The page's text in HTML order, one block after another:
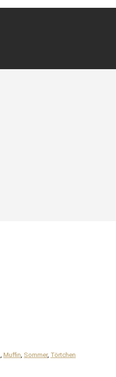
, Muffin, Sommer, Törtchen